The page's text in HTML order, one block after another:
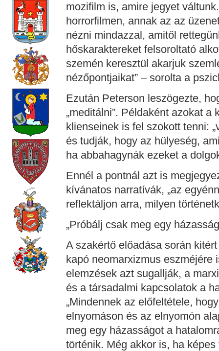
mozifilm is, amire jegyet
horrorfilmen, annak az az
nézni mindazzal, amitől
hőskaraktereket felsoroltató
szemén keresztül akarjuk
nézőpontjaikat” – sorolta a
Ezután Peterson leszögezte,
„meditálni”. Példaként azokat
klienseinek is fel szokott tenni:
és tudják, hogy az hülyeség,
ha abbahagynák ezeket a
Ennél a pontnál azt is
kívánatos narratívák, „az
reflektáljon arra, milyen
„Próbálj csak meg egy
A szakértő előadása során
kapó neomarxizmus eszméjére
elemzések azt sugallják, a
és a társadalmi kapcsolatok a
„Mindennek az előfeltétele,
elnyomáson és az elnyomón
meg egy házasságot a
történik. Még akkor is, ha